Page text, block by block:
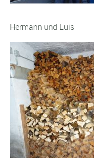
Hermann und Luis